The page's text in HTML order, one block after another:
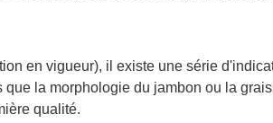
en vigueur), il existe une série
la morphologie du jambon ou la
qualité.